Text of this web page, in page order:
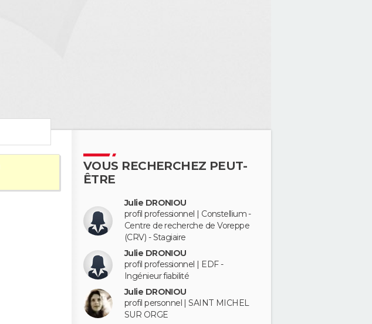
VOUS RECHERCHEZ PEUT-
ÊTRE
Julie DRONIOU
profil professionnel | Constellium -
Centre de recherche de Voreppe
(CRV) - Stagiaire
Julie DRONIOU
profil professionnel | EDF -
Ingénieur fiabilité
Julie DRONIOU
profil personnel | SAINT MICHEL
SUR ORGE